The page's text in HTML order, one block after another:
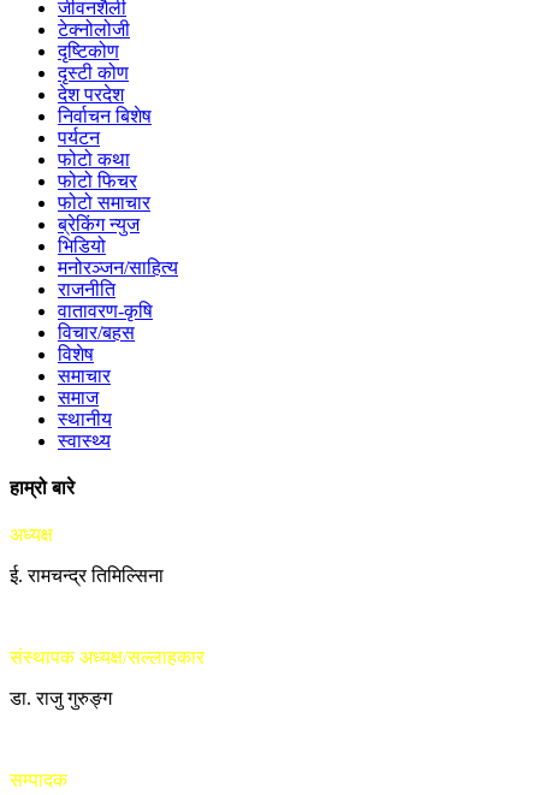
जीवनशैली
टेक्नोलोजी
दृष्टिकोण
दृस्टी कोण
देश परदेश
निर्वाचन बिशेष
पर्यटन
फोटो कथा
फोटो फिचर
फोटो समाचार
ब्रेकिंग न्युज
भिडियो
मनोरञ्जन/साहित्य
राजनीति
वातावरण-कृषि
विचार/बहस
विशेष
समाचार
समाज
स्थानीय
स्वास्थ्य
हाम्रो बारे
अध्यक्ष
ई. रामचन्द्र तिमिल्सिना
संस्थापक अध्यक्ष/सल्लाहकार
डा. राजु गुरुङ्ग
सम्पादक